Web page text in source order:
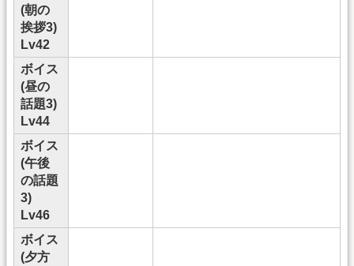
(朝の
挨拶3)
Lv42
ボイス
(昼の
話題3)
Lv44
ボイス
(午後
の話題
3)
Lv46
ボイス
(夕方